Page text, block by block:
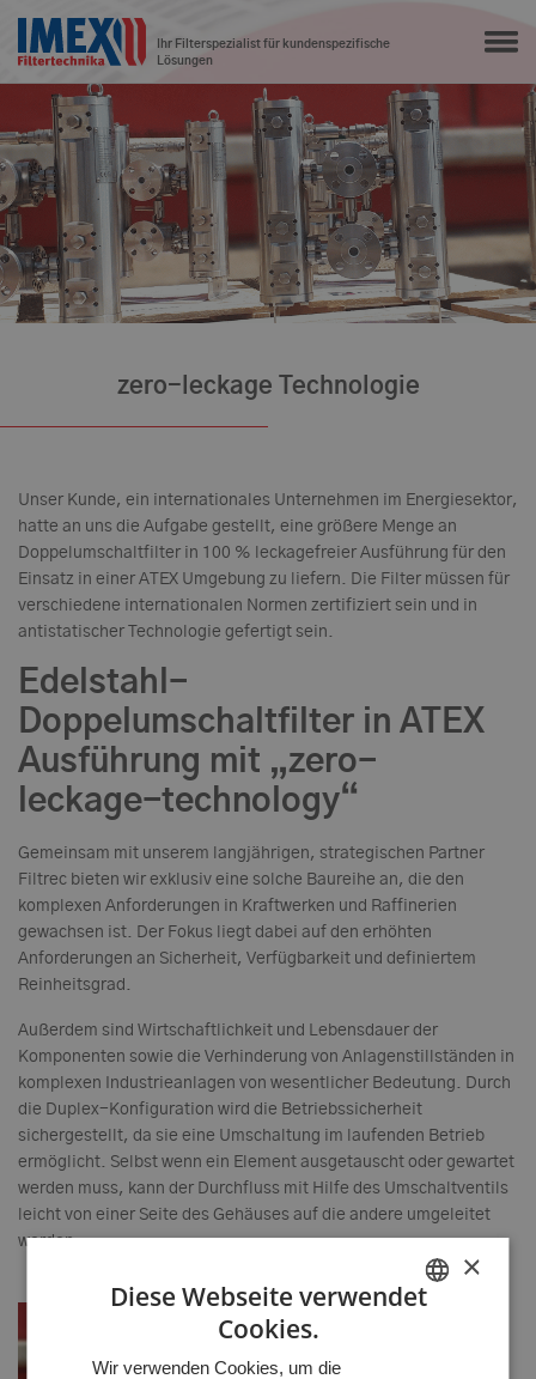
Ihr Filterspezialist für kundenspezifische
Lösungen
zero-leckage Technologie
Unser Kunde, ein internationales Unternehmen im Energiesektor,
hatte an uns die Aufgabe gestellt, eine größere Menge an
Doppelumschaltfilter in 100 % leckagefreier Ausführung für den
Einsatz in einer ATEX Umgebung zu liefern. Die Filter müssen für
verschiedene internationalen Normen zertifiziert sein und in
antistatischer Technologie gefertigt sein.
Edelstahl-
Doppelumschaltfilter in ATEX
Ausführung mit „zero-
leckage-technology“
Gemeinsam mit unserem langjährigen, strategischen Partner
Filtrec bieten wir exklusiv eine solche Baureihe an, die den
komplexen Anforderungen in Kraftwerken und Raffinerien
gewachsen ist. Der Fokus liegt dabei auf den erhöhten
Anforderungen an Sicherheit, Verfügbarkeit und definiertem
Reinheitsgrad.
Außerdem sind Wirtschaftlichkeit und Lebensdauer der
Komponenten sowie die Verhinderung von Anlagenstillständen in
komplexen Industrieanlagen von wesentlicher Bedeutung. Durch
die Duplex-Konfiguration wird die Betriebssicherheit
sichergestellt, da sie eine Umschaltung im laufenden Betrieb
ermöglicht. Selbst wenn ein Element ausgetauscht oder gewartet
werden muss, kann der Durchfluss mit Hilfe des Umschaltventils
leicht von einer Seite des Gehäuses auf die andere umgeleitet
werden.
×
Diese Webseite verwendet
Cookies.
Wir verwenden Cookies, um die